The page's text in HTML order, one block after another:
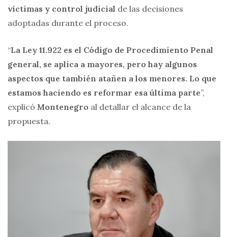
víctimas y control judicial de las decisiones
adoptadas durante el proceso.
“La Ley 11.922 es el Código de Procedimiento Penal
general, se aplica a mayores, pero hay algunos
aspectos que también atañen a los menores. Lo que
estamos haciendo es reformar esa última parte”,
explicó Montenegro al detallar el alcance de la
propuesta.